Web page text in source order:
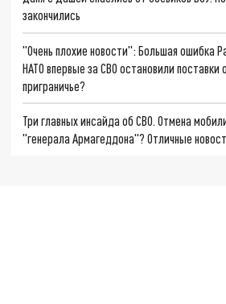
закончились
"Очень плохие новости": Большая ошибка
НАТО впервые за СВО остановили поставки
приграничье?
Три главных инсайда об СВО. Отмена
"генерала Армагеддона"? Отличные